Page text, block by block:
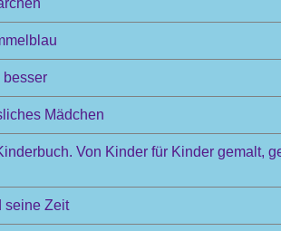
besser
Mädchen
Von Kinder für Kinder gemalt,
seine Zeit